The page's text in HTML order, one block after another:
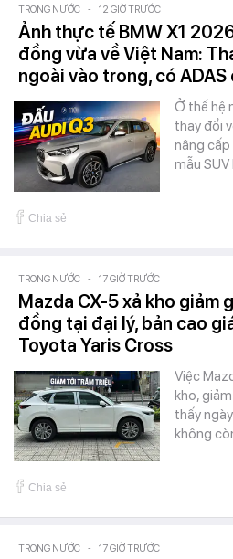
TRONG NƯỚC - 12 GIỜ TRƯỚC
Ảnh thực tế BMW X1
đồng vừa về Việt Nam:
ngoài vào trong, có ADAS
Ở thế hệ
thay đổi
nâng cấp
mẫu
Chia sẻ
TRONG NƯỚC - 17 GIỜ TRƯỚC
Mazda CX-5 xả kho giảm
đồng tại đại lý, bản cao
Toyota Yaris Cross
Việc
kho,
thấy
không
Chia sẻ
TRONG NƯỚC - 17 GIỜ TRƯỚC